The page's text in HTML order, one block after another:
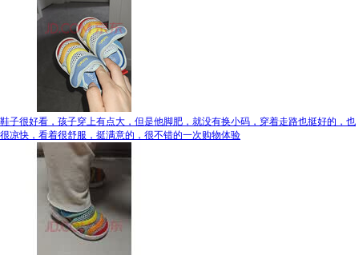
鞋子很好看，孩子穿上有点大，但是他脚肥，就没有换小码，穿着走路也挺好的，也
很凉快，看着很舒服，挺满意的，很不错的一次购物体验